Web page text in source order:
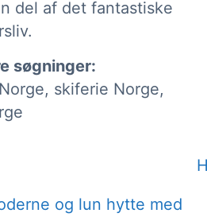
del af det fantastiske
søgninger:
skiferie Norge,
og lun hytte med